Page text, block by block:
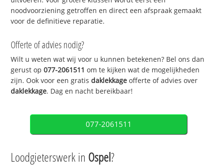
noodvoorziening getroffen en direct een afspraak gemaakt
voor de definitieve reparatie.
Offerte of advies nodig?
Wilt u weten wat wij voor u kunnen betekenen? Bel ons dan
gerust op077-2061511 om te kijken wat de mogelijkheden
zijn. Ook voor een gratisdaklekkage offerte of advies over
daklekkage. Dag en nacht bereikbaar!
077-2061511
Loodgieterswerk in Ospel?